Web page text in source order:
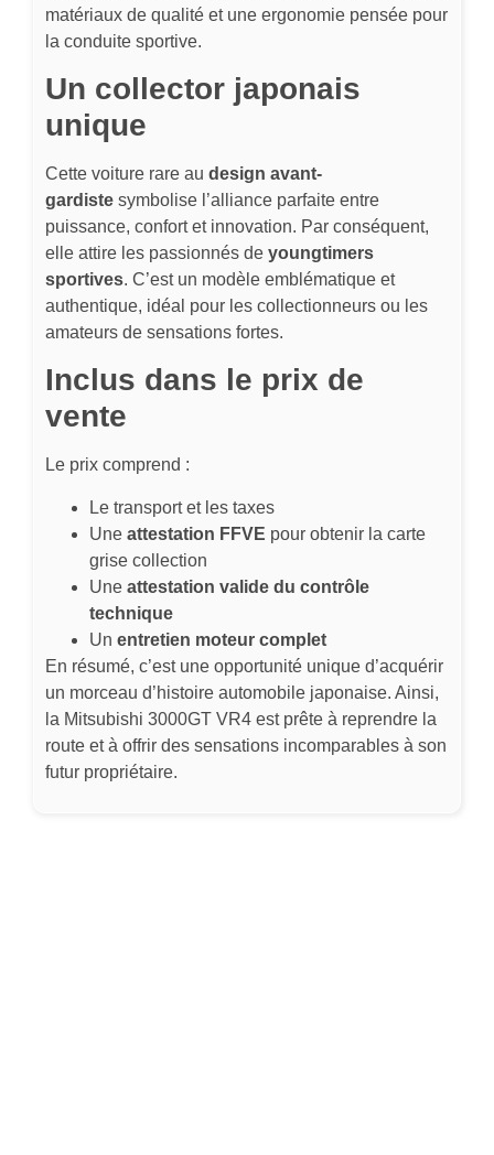
matériaux de qualité et une ergonomie pensée pour
la conduite sportive.
Un collector japonais
unique
Cette voiture rare au design avant-
gardiste symbolise l’alliance parfaite entre
puissance, confort et innovation. Par conséquent,
elle attire les passionnés de youngtimers
sportives. C’est un modèle emblématique et
authentique, idéal pour les collectionneurs ou les
amateurs de sensations fortes.
Inclus dans le prix de
vente
Le prix comprend :
Le transport et les taxes
Une attestation FFVE pour obtenir la carte
grise collection
Une attestation valide du contrôle
technique
Un entretien moteur complet
En résumé, c’est une opportunité unique d’acquérir
un morceau d’histoire automobile japonaise. Ainsi,
la Mitsubishi 3000GT VR4 est prête à reprendre la
route et à offrir des sensations incomparables à son
futur propriétaire.